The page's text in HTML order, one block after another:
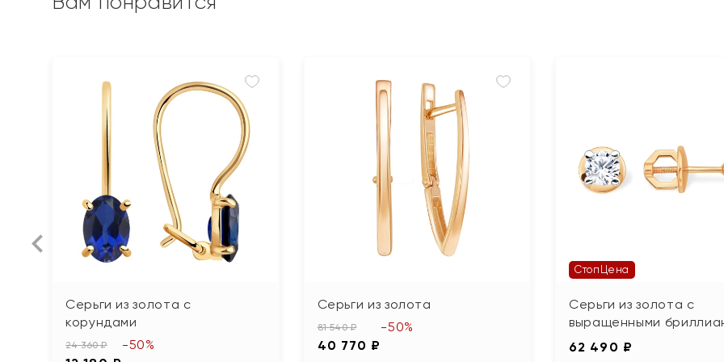
Серьги из золота с
корундами
24 360 ₽ -50%
Серьги из золота
81 540 ₽
40 770 ₽
-50%
СтопЦена
Серьги из золота с
выращенными
62 490 ₽